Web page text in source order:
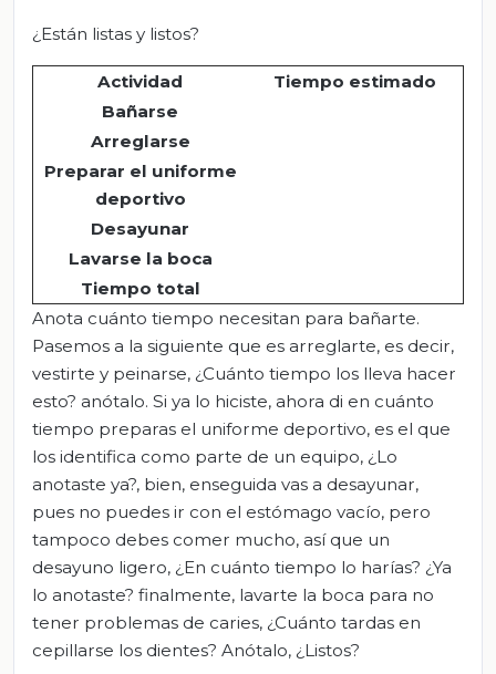
¿Están listas y listos?
Actividad
Tiempo estimado
Bañarse
Arreglarse
Preparar el uniforme
deportivo
Desayunar
Lavarse la boca
Tiempo total
Anota cuánto tiempo necesitan para bañarte.
Pasemos a la siguiente que es arreglarte, es decir,
vestirte y peinarse, ¿Cuánto tiempo los lleva hacer
esto? anótalo. Si ya lo hiciste, ahora di en cuánto
tiempo preparas el uniforme deportivo, es el que
los identifica como parte de un equipo, ¿Lo
anotaste ya?, bien, enseguida vas a desayunar,
pues no puedes ir con el estómago vacío, pero
tampoco debes comer mucho, así que un
desayuno ligero, ¿En cuánto tiempo lo harías? ¿Ya
lo anotaste? finalmente, lavarte la boca para no
tener problemas de caries, ¿Cuánto tardas en
cepillarse los dientes? Anótalo, ¿Listos?